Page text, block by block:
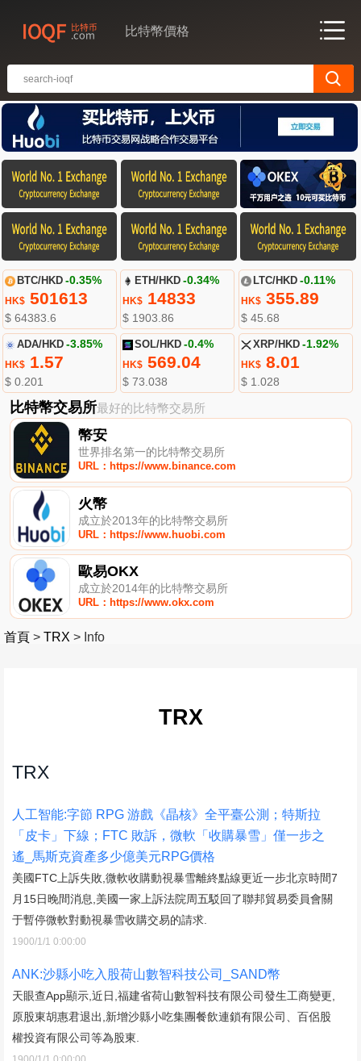
比特幣價格
BTC/HKD -0.35%
HK$501613
$ 64383.6
ETH/HKD -0.34%
HK$ 14833
$ 1903.86
LTC/HKD -0.11%
HK$355.89
$ 45.68
ADA/HKD -3.85%
HK$1.57
$ 0.201
SOL/HKD -0.4%
HK$ 569.04
$ 73.038
XRP/HKD -1.92%
HK$8.01
$ 1.028
比特幣交易所最好的比特幣交易所
幣安
世界排名第一的比特幣交易所
URL：https://www.binance.com
火幣
成立於2013年的比特幣交易所
URL：https://www.huobi.com
歐易OKX
成立於2014年的比特幣交易所
URL：https://www.okx.com
首頁 > TRX > Info
TRX
TRX
人工智能:字節 RPG 游戲《晶核》全平臺公測；特斯拉
「皮卡」下線；FTC 敗訴，微軟「收購暴雪」僅一步之
遙_馬斯克資產多少億美元RPG價格
美國FTC上訴失敗,微軟收購動視暴雪離終點線更近一步北京時間7
月15日晚間消息,美國一家上訴法院周五駁回了聯邦貿易委員會關
于暫停微軟對動視暴雪收購交易的請求.
1900/1/1 0:00:00
ANK:沙縣小吃入股荷山數智科技公司_SAND幣
天眼查App顯示,近日,福建省荷山數智科技有限公司發生工商變更,
原股東胡惠君退出,新增沙縣小吃集團餐飲連鎖有限公司、百侶股
權投資有限公司等為股東.